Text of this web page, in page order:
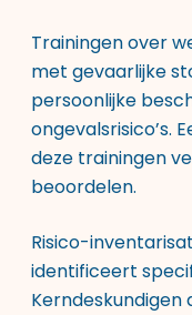
Trainingen over
met gevaarlijke
persoonlijke
ongevalsrisico’s.
deze trainingen
beoordelen.
Risico-
identificeert